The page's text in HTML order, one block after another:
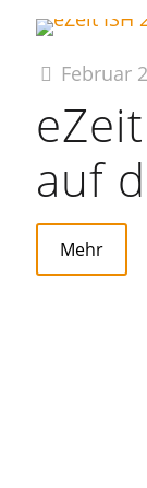
Februar
auf
Mehr